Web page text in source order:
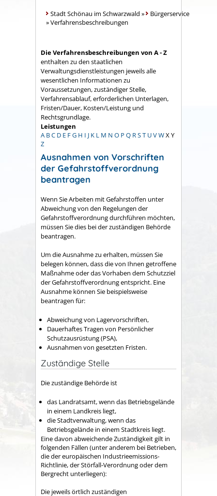
Stadt Schönau im Schwarzwald »
Bürgerservice
»Verfahrensbeschreibungen
Die Verfahrensbeschreibungen von A - Z
enthalten zu den staatlichen
Verwaltungsdienstleistungen jeweils alle
wesentlichen Informationen zu
Voraussetzungen, zuständiger Stelle,
Verfahrensablauf, erforderlichen Unterlagen,
Fristen/Dauer, Kosten/Leistung und
Rechtsgrundlage.
Leistungen
A BC D E FG H I J K L M N O P Q RST UVWX Y
Z
Ausnahmen von Vorschriften
der Gefahrstoffverordnung
beantragen
Wenn Sie Arbeiten mit Gefahrstoffen unter
Abweichung von den Regelungen der
Gefahrstoffverordnung durchführen möchten,
müssen Sie dies bei der zuständigen Behörde
beantragen.
Um die Ausnahme zu erhalten, müssen Sie
belegen können, dass die von Ihnen getroffene
Maßnahme oder das Vorhaben dem Schutzziel
der Gefahrstoffverordnung entspricht. Eine
Ausnahme können Sie beispielsweise
beantragen für:
Abweichung von Lagervorschriften,
Dauerhaftes Tragen von Persönlicher
Schutzausrüstung (PSA),
Ausnahmen von gesetzten Fristen.
Zuständige Stelle
Die zuständige Behörde ist
das Landratsamt, wenn das Betriebsgelände
in einem Landkreis liegt,
die Stadtverwaltung, wenn das
Betriebsgelände in einem Stadtkreis liegt.
Eine davon abweichende Zuständigkeit gilt in
folgenden Fällen (unter anderem bei Betrieben,
die der europäischen Industrieemissions-
Richtlinie, der Störfall-Verordnung oder dem
Bergrecht unterliegen):
Die jeweils örtlich zuständigen